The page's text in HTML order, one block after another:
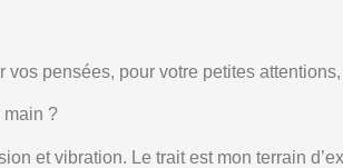
pensées, pour votre petites
main ?
et vibration. Le trait est mon terrain